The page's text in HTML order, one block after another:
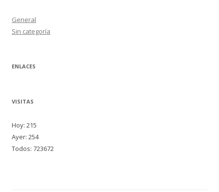
General
Sin categoría
ENLACES
VISITAS
Hoy: 215
Ayer: 254
Todos: 723672